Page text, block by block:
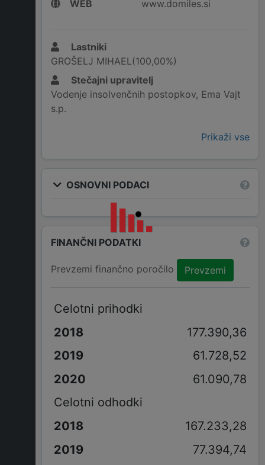
WEB www.domiles.si
Lastniki
GROŠELJ MIHAEL(100,00%)
Stečajni upravitelj
Vodenje insolvenčnih postopkov, Ema Vajt
s.p.
Prikaži vse
OSNOVNI PODACI
FINANČNI PODATKI
Prevzemi finančno poročilo Prevzemi
Celotni prihodki
177.390,36
61.728,52
61.090,78
Celotni odhodki
167.233,28
77.394,74